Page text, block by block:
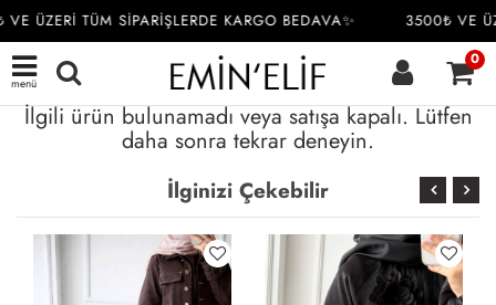
ÜZERİ TÜM SİPARİŞLERDE KARGO BEDAVA✨ 3500₺ VE
menü
0
İlgili ürün bulunamadı veya satışa kapalı. Lütfen
daha sonra tekrar deneyin.
İlginizi Çekebilir